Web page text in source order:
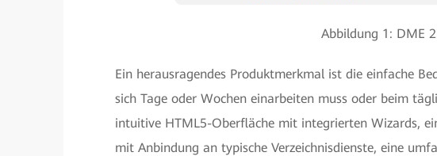
Abbildung 1: DME
Ein herausragendes Produktmerkmal ist die einfache
sich Tage oder Wochen einarbeiten muss oder beim
intuitive HTML5-Oberfläche mit integrierten Wizards,
mit Anbindung an typische Verzeichnisdienste, eine